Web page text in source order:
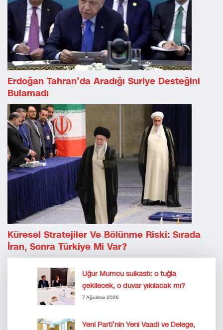
Erdoğan Tahran’da Aradığı Suriye Desteğini
Bulamadı
Küresel Stratejiler Ve Bölünme Riski: Sırada
İran, Sonra Türkiye Mi Var?
Uğur Mumcu suikastı: o tuğla
çekilecek, o duvar yıkılacak mı?
7 Ağustos 2026
Yeni Parti’nin Yeni Vaadi ve Delege,